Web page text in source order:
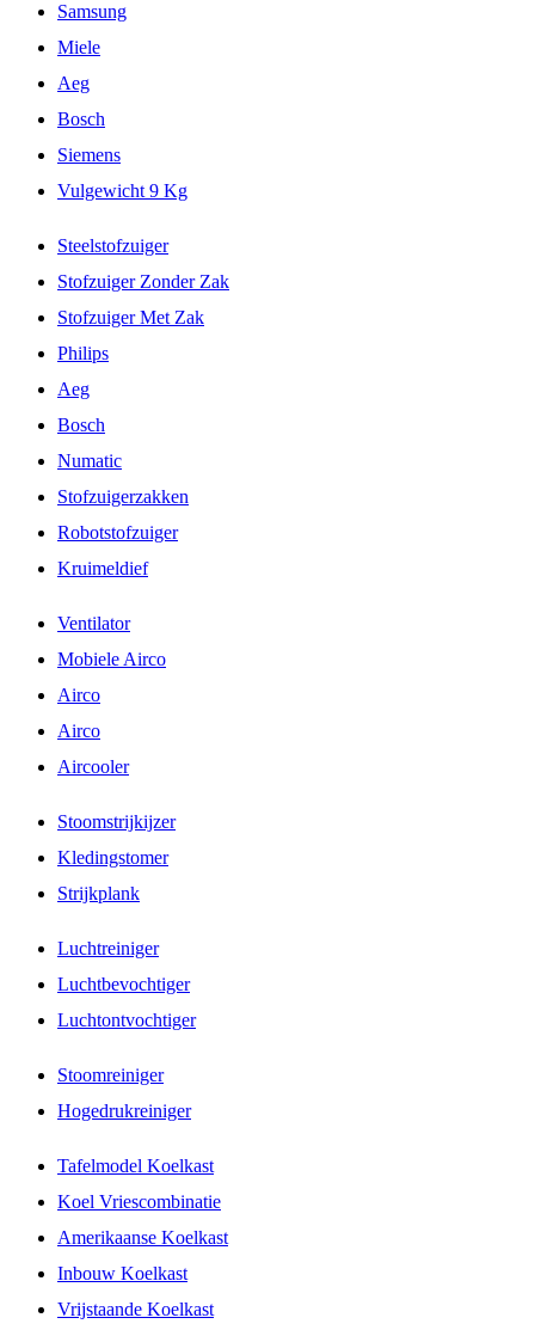
Samsung
Miele
Aeg
Bosch
Siemens
Vulgewicht 9 Kg
Steelstofzuiger
Stofzuiger Zonder Zak
Stofzuiger Met Zak
Philips
Aeg
Bosch
Numatic
Stofzuigerzakken
Robotstofzuiger
Kruimeldief
Ventilator
Mobiele Airco
Airco
Airco
Aircooler
Stoomstrijkijzer
Kledingstomer
Strijkplank
Luchtreiniger
Luchtbevochtiger
Luchtontvochtiger
Stoomreiniger
Hogedrukreiniger
Tafelmodel Koelkast
Koel Vriescombinatie
Amerikaanse Koelkast
Inbouw Koelkast
Vrijstaande Koelkast